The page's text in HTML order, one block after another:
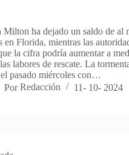
Milton ha dejado un saldo de al
en Florida, mientras las
la cifra podría aumentar a
labores de rescate. La
pasado miércoles con…
Por Redacción 11- 10- 2024